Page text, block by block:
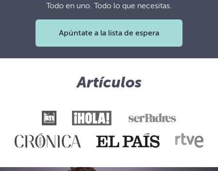
Todo en uno. Todo lo que necesitas.
Apúntate a la lista de espera
Artículos